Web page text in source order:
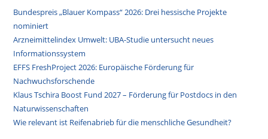
Bundespreis „Blauer Kompass“ 2026: Drei hessische Projekte
nominiert
Arzneimittelindex Umwelt: UBA-Studie untersucht neues
Informationssystem
EFFS FreshProject 2026: Europäische Förderung für
Nachwuchsforschende
Klaus Tschira Boost Fund 2027 – Förderung für Postdocs in den
Naturwissenschaften
Wie relevant ist Reifenabrieb für die menschliche Gesundheit?